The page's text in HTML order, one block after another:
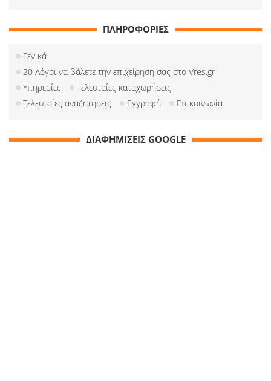
ΠΛΗΡΟΦΟΡΙΕΣ
Γενικά
20 Λόγοι να βάλετε την επιχείρησή σας στο Vres.gr
Υπηρεσίες
Τελευταίες καταχωρήσεις
Τελευταίες αναζητήσεις
Εγγραφή Επικοινωνία
ΔΙΑΦΗΜΙΣΕΙΣ GOOGLE